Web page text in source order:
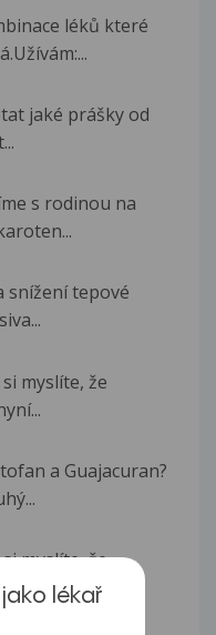
léků které
jaké prášky od
s rodinou na
snížení tepové
myslíte, že
a Guajacuran?
myslíte, že
lékař